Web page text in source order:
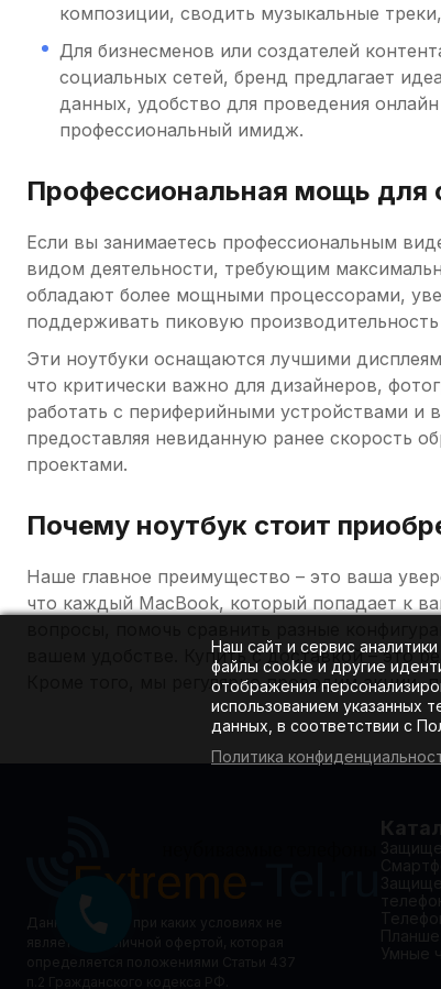
композиции, сводить музыкальные
Для бизнесменов или создателей
социальных сетей, бренд предлагает
данных, удобство для проведения
профессиональный имидж.
Профессиональная мощь для
Если вы занимаетесь профессиональным
видом деятельности, требующим
обладают более мощными процессорами,
поддерживать пиковую
Эти ноутбуки оснащаются лучшими
что критически важно для дизайнеров,
работать с периферийными устройствами и
предоставляя невиданную ранее скорость
проектами.
Почему ноутбук стоит
Наше главное преимущество – это ваша
что каждый MacBook, который попадает к
вашем удобстве. Купить с доставкой – это
Кроме того, мы регулярно проводим акции,
Данный сайт ни при каких условиях не
является публичной офертой, которая
Наш сайт и сервис
файлы cookie и другие
отображения
использованием указанных
данных, в соответствии с
Политика